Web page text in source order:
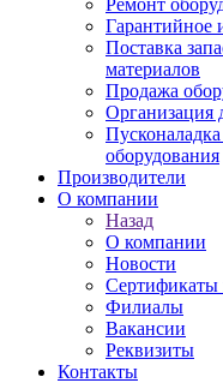
Ремонт
Гарантийное
Поставка
материалов
Продажа
Организация
оборудования
Производители
О компании
Назад
О компании
Новости
Сертификаты
Филиалы
Вакансии
Реквизиты
Контакты